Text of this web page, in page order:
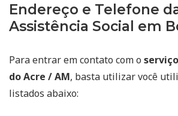
Endereço e Telefone
Assistência Social em
Para entrar em contato com o
do Acre / AM, basta utilizar você
listados abaixo: